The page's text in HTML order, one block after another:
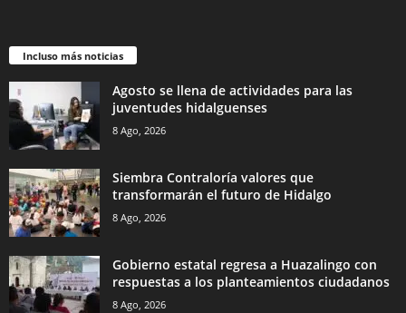
Incluso más noticias
Agosto se llena de actividades para las
juventudes hidalguenses
8 Ago, 2026
Siembra Contraloría valores que
transformarán el futuro de Hidalgo
8 Ago, 2026
Gobierno estatal regresa a Huazalingo con
respuestas a los planteamientos ciudadanos
8 Ago, 2026